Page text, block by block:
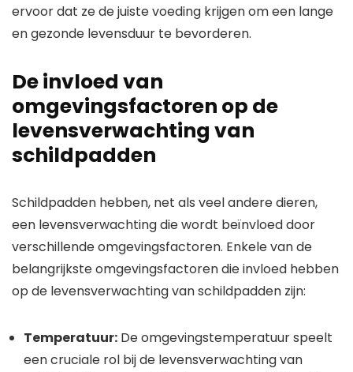
ervoor dat ze de juiste voeding krijgen om een lange
en gezonde levensduur te bevorderen.
De invloed van
omgevingsfactoren op de
levensverwachting van
schildpadden
Schildpadden hebben, net als veel andere dieren,
een levensverwachting die wordt beïnvloed door
verschillende omgevingsfactoren. Enkele van de
belangrijkste omgevingsfactoren die invloed hebben
op de levensverwachting van schildpadden zijn:
Temperatuur: De omgevingstemperatuur speelt
een cruciale rol bij de levensverwachting van